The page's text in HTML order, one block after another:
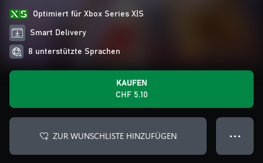
Optimiert für Xbox Series X|S
Smart Delivery
8 unterstützte Sprachen
KAUFEN
CHF 5.10
ZUR WUNSCHLISTE HINZUFÜGEN ● ● ●